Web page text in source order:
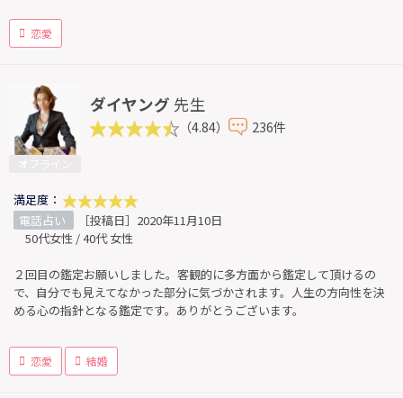
恋愛
ダイヤング 先生
（4.84） 236件
満足度：
電話占い
［投稿日］2020年11月10日
50代女性 / 40代 女性
２回目の鑑定お願いしました。客観的に多方面から鑑定して頂けるの
で、自分でも見えてなかった部分に気づかされます。人生の方向性を決
める心の指針となる鑑定です。ありがとうございます。
恋愛 結婚